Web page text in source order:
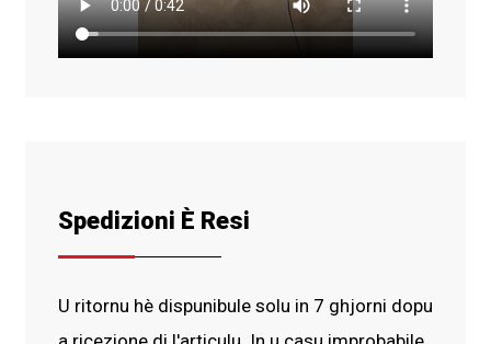
Spedizioni È Resi
U ritornu hè dispunibule solu in 7 ghjorni dopu